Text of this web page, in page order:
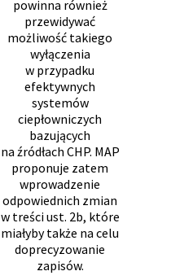
powinna również
przewidywać
możliwość takiego
wyłączenia
w przypadku
efektywnych
systemów
ciepłowniczych
bazujących
na źródłach CHP. MAP
proponuje zatem
wprowadzenie
odpowiednich zmian
w treści ust. 2b, które
miałyby także na celu
doprecyzowanie
zapisów.